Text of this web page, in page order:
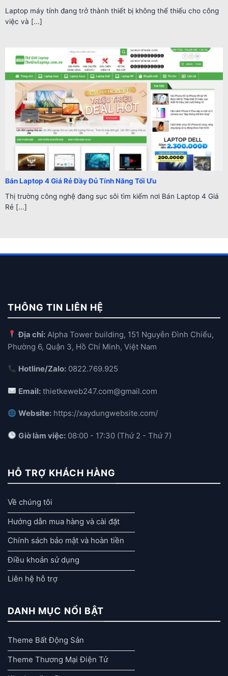
Laptop máy tính đang trở thành thiết bị không thể thiếu cho công
việc và [...]
Bán Laptop 4 Giá Rẻ Đầy Đủ Tính Năng Tối Ưu
Thị trường công nghệ đang sục sôi tìm kiếm nơi Bán Laptop 4 Giá
Rẻ [...]
THÔNG TIN LIÊN HỆ
Địa chỉ: Alpha Tower building, 151 Nguyễn Đình Chiểu,
Phường 6, Quận 3, Hồ Chí Minh, Việt Nam
Hotline/Zalo: 0822.769.925
Email: thietkeweb247.com@gmail.com
Website: https://xaydungwebsite.com/
Giờ làm việc: 08:00 - 17:30 (Thứ 2 - Thứ 7)
HỖ TRỢ KHÁCH HÀNG
Về chúng tôi
Hướng dẫn mua hàng và cài đặt
Chính sách bảo mật và hoàn tiền
Điều khoản sử dụng
Liên hệ hỗ trợ
DANH MỤC NỔI BẬT
Theme Bất Động Sản
Theme Thương Mại Điện Tử